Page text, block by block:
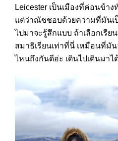
Leicester เป็นเมืองที่ค่อนข้า
แต่ว่าณัชชอบด้วยความที่มันเ
ไปมาจะรู้สึกแบบ ถ้าเลือกเรี
สมาธิเรียนเท่าที่นี่ เหมือนที่มัน
ไหนถึงกันดีอ่ะ เดินไปเดินมาไ